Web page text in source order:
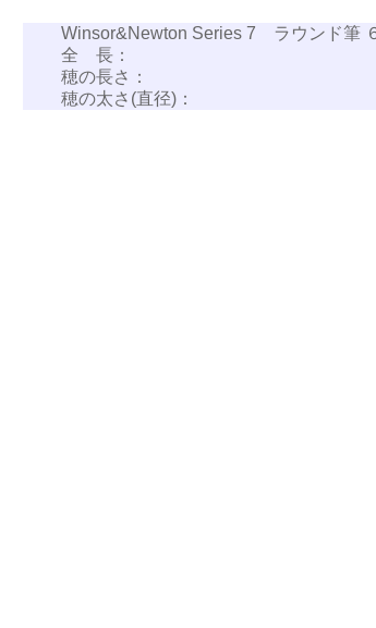
Winsor&Newton Series 7 ラウンド筆
全 長：
穂の長さ：
穂の太さ(直径)：